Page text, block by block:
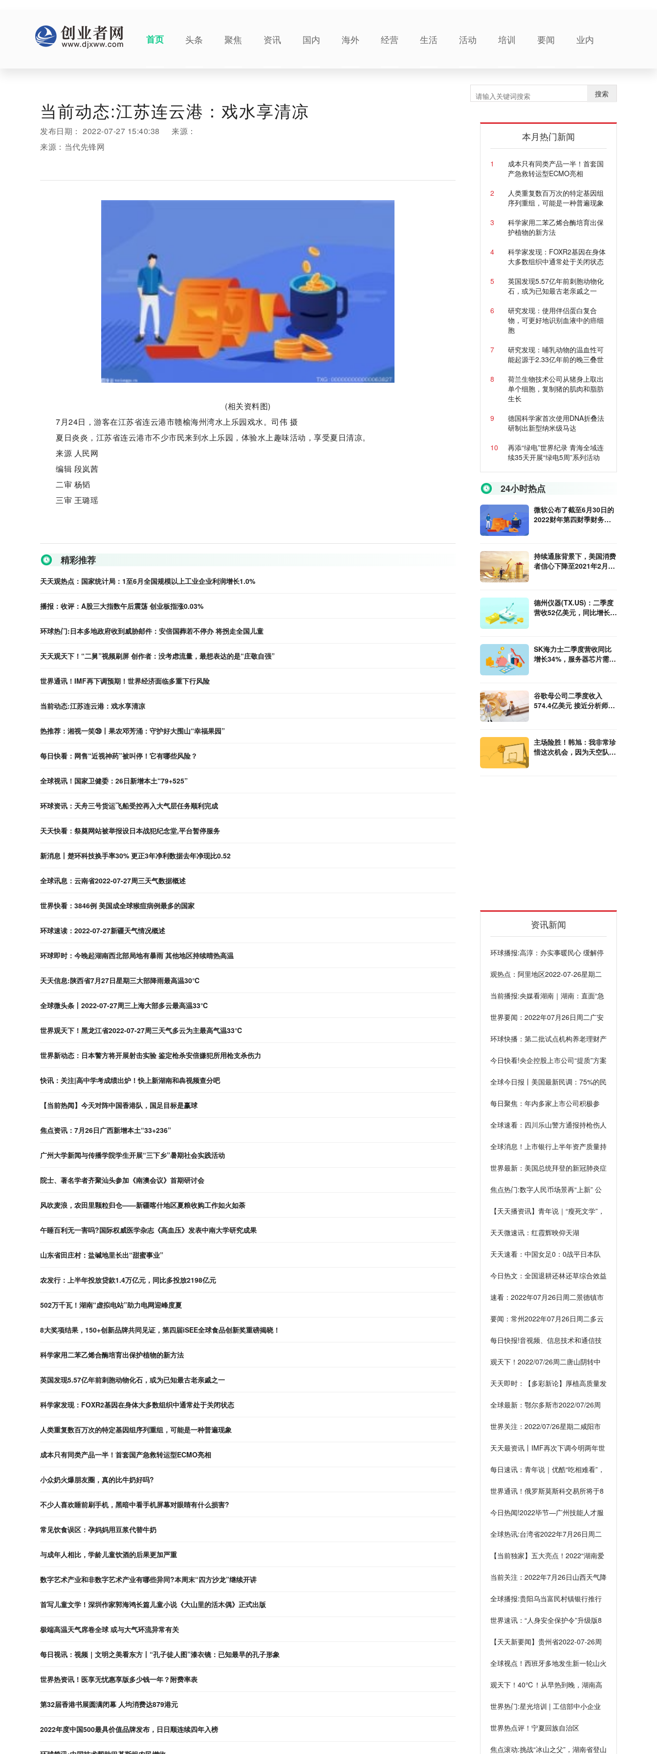
首页 头条 聚焦 资讯 国内 海外 经营 生活 活动 培训 要闻 业内
当前动态:江苏连云港：戏水享清凉
发布日期： 2022-07-27 15:40:38
来源：
来源：当代先锋网
(相关资料图)
7月24日，游客在江苏省连云港市赣榆海州湾水上乐园戏水。司伟 摄
夏日炎炎，江苏省连云港市不少市民来到水上乐园，体验水上趣味活动，享受夏日清凉。
来源 人民网
编辑 段岚茜
二审 杨韬
三审 王璐瑶
精彩推荐
天天观热点：国家统计局：1至6月全国规模以上工业企业利润增长1.0%
播报：收评：A股三大指数午后震荡 创业板指涨0.03%
环球热门:日本多地政府收到威胁邮件：安倍国葬若不停办 将拐走全国儿童
天天观天下！“二舅”视频刷屏 创作者：没考虑流量，最想表达的是“庄敬自强”
世界通讯！IMF再下调预期！世界经济面临多重下行风险
当前动态:江苏连云港：戏水享清凉
热推荐：湘视一笑㊴丨果农邓芳涌：守护好大围山“幸福果园”
每日快看：网售“近视神药”被叫停！它有哪些风险？
全球视讯！国家卫健委：26日新增本土“79+525”
环球资讯：天舟三号货运飞船受控再入大气层任务顺利完成
天天快看：祭奠网站被举报设日本战犯纪念堂,平台暂停服务
新消息丨楚环科技换手率30% 更正3年净利数据去年净现比0.52
全球讯息：云南省2022-07-27周三天气数据概述
世界快看：3846例 美国成全球猴痘病例最多的国家
环球速读：2022-07-27新疆天气情况概述
环球即时：今晚起湖南西北部局地有暴雨 其他地区持续晴热高温
天天信息:陕西省7月27日星期三大部降雨最高温30℃
全球微头条丨2022-07-27周三上海大部多云最高温33℃
世界观天下！黑龙江省2022-07-27周三天气多云为主最高气温33℃
世界新动态：日本警方将开展射击实验 鉴定枪杀安倍嫌犯所用枪支杀伤力
快讯：关注|高中学考成绩出炉！快上新湖南和犇视频查分吧
【当前热闻】今天对阵中国香港队，国足目标是赢球
焦点资讯：7月26日广西新增本土“33+236”
广州大学新闻与传播学院学生开展“三下乡”暑期社会实践活动
院士、著名学者齐聚汕头参加《南澳会议》首期研讨会
风吹麦浪，农田里颗粒归仓——新疆喀什地区夏粮收购工作如火如荼
午睡百利无一害吗?国际权威医学杂志《高血压》发表中南大学研究成果
山东省田庄村：盐碱地里长出“甜蜜事业”
农发行：上半年投放贷款1.4万亿元，同比多投放2198亿元
502万千瓦！湖南“虚拟电站”助力电网迎峰度夏
8大奖项结果，150+创新品牌共同见证，第四届iSEE全球食品创新奖重磅揭晓！
科学家用二苯乙烯合酶培育出保护植物的新方法
英国发现5.57亿年前刺胞动物化石，或为已知最古老亲戚之一
科学家发现：FOXR2基因在身体大多数组织中通常处于关闭状态
人类重复数百万次的特定基因组序列重组，可能是一种普遍现象
成本只有同类产品一半！首套国产急救转运型ECMO亮相
小众奶火爆朋友圈，真的比牛奶好吗?
不少人喜欢睡前刷手机，黑暗中看手机屏幕对眼睛有什么损害?
常见饮食误区：孕妈妈用豆浆代替牛奶
与成年人相比，学龄儿童饮酒的后果更加严重
数字艺术产业和非数字艺术产业有哪些异同?本周末“四方沙龙”继续开讲
首写儿童文学！深圳作家郭海鸿长篇儿童小说《大山里的活木偶》正式出版
极端高温天气席卷全球 或与大气环流异常有关
每日视讯：视频｜文明之美看东方丨“孔子徒人图”漆衣镜：已知最早的孔子形象
世界热资讯！医享无忧惠享版多少钱一年？附费率表
第32届香港书展圆满闭幕 人均消费达879港元
2022年度中国500最具价值品牌发布，日日顺连续四年入榜
搜索
本月热门新闻
1
成本只有同类产品一半！首套国
产急救转运型ECMO亮相
2
人类重复数百万次的特定基因组
序列重组，可能是一种普遍现象
3
科学家用二苯乙烯合酶培育出保
护植物的新方法
4
科学家发现：FOXR2基因在身体
大多数组织中通常处于关闭状态
5
英国发现5.57亿年前刺胞动物化
石，或为已知最古老亲戚之一
6
研究发现：使用伴侣蛋白复合
物，可更好地识别血液中的癌细
胞
7
研究发现：哺乳动物的温血性可
能起源于2.33亿年前的晚三叠世
8
荷兰生物技术公司从猪身上取出
单个细胞，复制猪的肌肉和脂肪
生长
9
德国科学家首次使用DNA折叠法
研制出新型纳米级马达
10
再添“绿电”世界纪录 青海全域连
续35天开展“绿电5周”系列活动
24小时热点
微软公布了截至6月30日的
2022财年第四财季财务业
持续通胀背景下，美国消费
者信心下降至2021年2月以
德州仪器(TX.US)：二季度
营收52亿美元，同比增长
SK海力士二季度营收同比
增长34%，服务器芯片需求
谷歌母公司二季度收入
574.4亿美元 接近分析师预
主场险胜！韩旭：我非常珍
惜这次机会，因为天空队是
资讯新闻
环球播报:高淳：办实事暖民心 缓解停
观热点：阿里地区2022-07-26星期二
当前播报:央媒看湖南｜湖南：直面“急
世界要闻：2022年07月26日周二广安
环球快播：第二批试点机构养老理财产
今日快看!央企控股上市公司“提质”方案
化整合热情
全球今日报丨美国最新民调：75%的民
每日聚焦：年内多家上市公司积极参
全球速看：四川乐山警方通报持枪伤人
全球消息！上市银行上半年资产质量持
市以来新低
世界最新：美国总统拜登的新冠肺炎症
焦点热门:数字人民币场景再“上新” 公
【天天播资讯】青年说｜“瘦死文学”，
天天微速讯：红霞辉映仰天湖
天天速看：中国女足0：0战平日本队
今日热文：全国退耕还林还草综合效益
速看：2022年07月26日周二景德镇市
要闻：常州2022年07月26日周二多云
每日快报!音视频、信息技术和通信技
施
观天下！2022/07/26周二唐山阴转中
天天即时：【多彩新论】厚植高质量发
全球最新：鄂尔多斯市2022/07/26周
世界关注：2022/07/26星期二咸阳市
天天最资讯丨IMF再次下调今明两年世
每日速讯：青年说｜优酷“吃相难看”，
世界通讯！俄罗斯莫斯科交易所将于8
今日热闻!2022毕节—广州技能人才服
全球热讯:台湾省2022年7月26日周二
【当前独家】五大亮点！2022“湖南爱
当前关注：2022年7月26日山西天气降
全球播报:贵阳乌当富民村镇银行推行
世界速讯：“人身安全保护令”升级版8
为家庭暴力
【天天新要闻】贵州省2022-07-26周
全球视点！西班牙多地发生新一轮山火
观天下！40℃！从早热到晚，湖南高
世界热门:星光培训 | 工信部中小企业
开课
世界热点评！宁夏回族自治区
焦点滚动:挑战“冰山之父”，湖南省登山